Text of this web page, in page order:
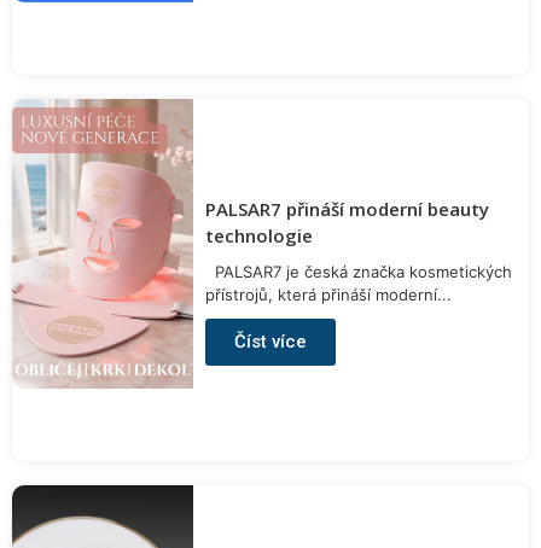
PALSAR7 přináší moderní beauty
technologie
PALSAR7 je česká značka kosmetických
přístrojů, která přináší moderní...
Číst více